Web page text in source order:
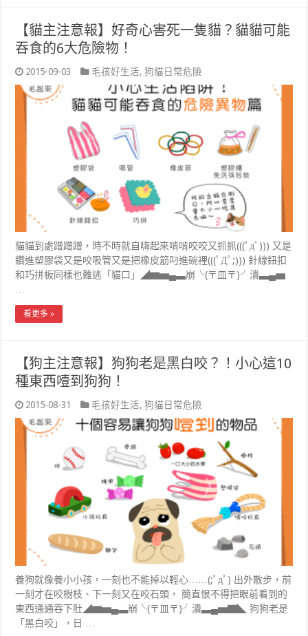
【貓主注意報】好奇心害死一隻貓？貓貓可能
吞食的6大危險物！
2015-09-03 毛孩好生活,狗貓日常危險
貓貓到處蹭蹭蹭，時不時就自嗨起來啃啃咬咬又抓抓(((ﾟдﾟ))) 又是
鑽進塑膠袋又是咬吸管又是把橡皮筋叼進碗裡(((ﾟДﾟ;))) 針線鈕扣
和巧拼板同樣也難逃「貓口」◢▆▅▄▃崩╰(〒皿〒)╯潰▃▄▅
…
看更多 »
【狗主注意報】狗狗老是黑白咬？！小心這10
種東西噎到狗狗！
2015-08-31 毛孩好生活,狗貓日常危險
養狗就像養小小孩，一刻也不能掉以輕心……(;ﾟдﾟ) 出外散步，前
一刻才在咬樹枝、下一刻又在咬石頭， 簡直恨不得把眼前看到的
東西通通吞下肚◢▆▅▄▃崩╰(〒皿〒)╯潰▃▄▅▇◣ 狗狗老是
「黑白咬」，日 …